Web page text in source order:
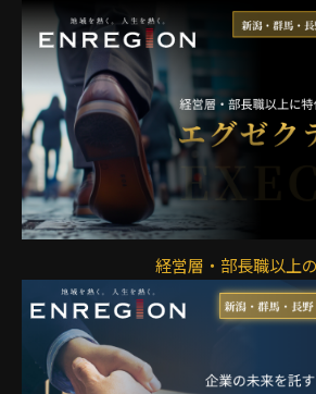
経営層・部長職以上